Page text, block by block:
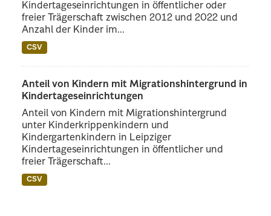
Kindertageseinrichtungen in öffentlicher oder
freier Trägerschaft zwischen 2012 und 2022 und
Anzahl der Kinder im...
CSV
Anteil von Kindern mit Migrationshintergrund in
Kindertageseinrichtungen
Anteil von Kindern mit Migrationshintergrund
unter Kinderkrippenkindern und
Kindergartenkindern in Leipziger
Kindertageseinrichtungen in öffentlicher und
freier Trägerschaft...
CSV